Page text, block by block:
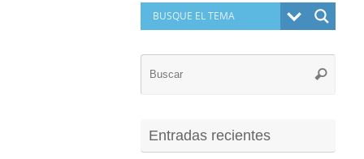
Buscar
Entradas recientes